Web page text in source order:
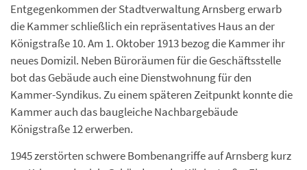
Entgegenkommen der Stadtverwaltung Arnsberg erwarb
die Kammer schließlich ein repräsentatives Haus an der
Königstraße 10. Am 1. Oktober 1913 bezog die Kammer ihr
neues Domizil. Neben Büroräumen für die Geschäftsstelle
bot das Gebäude auch eine Dienstwohnung für den
Kammer-Syndikus. Zu einem späteren Zeitpunkt konnte die
Kammer auch das baugleiche Nachbargebäude
Königstraße 12 erwerben.
1945 zerstörten schwere Bombenangriffe auf Arnsberg kurz